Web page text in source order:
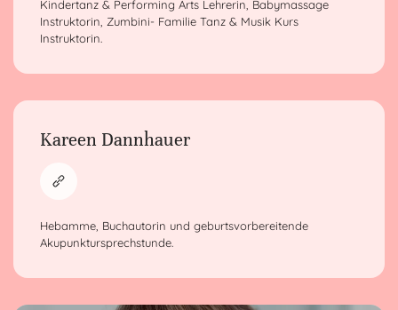
Kindertanz & Performing Arts Lehrerin, Babymassage
Instruktorin, Zumbini- Familie Tanz & Musik Kurs
Instruktorin.
Kareen Dannhauer
Hebamme, Buchautorin und geburtsvorbereitende
Akupunktursprechstunde.